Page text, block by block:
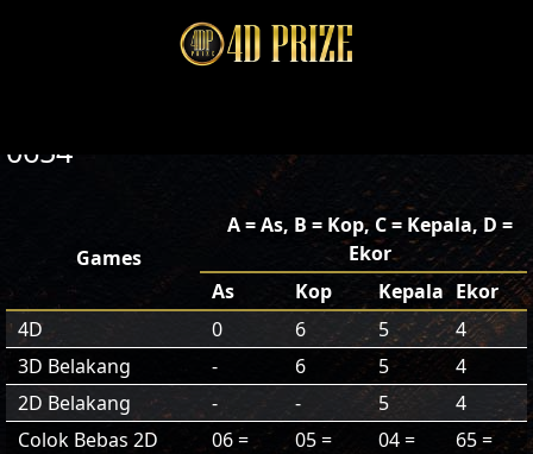
0654
Games
A = As, B = Kop, C = Kepala, D =
Ekor
As
Kop Kepala Ekor
4D
0 6 5
4
3D Belakang
- 6 5
4
2D Belakang
- - 5
4
Colok Bebas 2D
06 =
05 =
04 =
65 =